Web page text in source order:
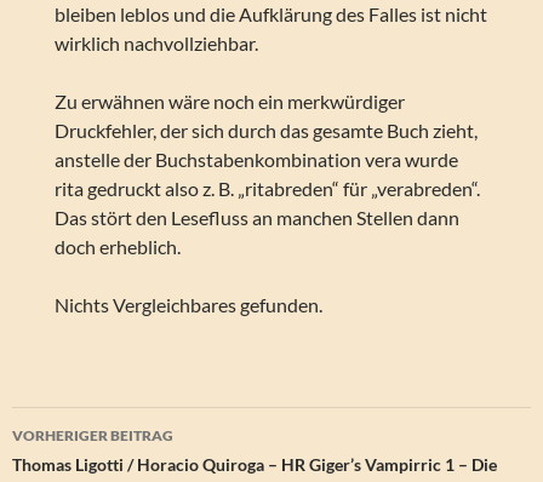
bleiben leblos und die Aufklärung des Falles ist nicht
wirklich nachvollziehbar.
Zu erwähnen wäre noch ein merkwürdiger
Druckfehler, der sich durch das gesamte Buch zieht,
anstelle der Buchstabenkombination vera wurde
rita gedruckt also z. B. „ritabreden“ für „verabreden“.
Das stört den Lesefluss an manchen Stellen dann
doch erheblich.
Nichts Vergleichbares gefunden.
Beitragsnavigation
VORHERIGER BEITRAG
Thomas Ligotti / Horacio Quiroga – HR Giger’s Vampirric 1 – Die